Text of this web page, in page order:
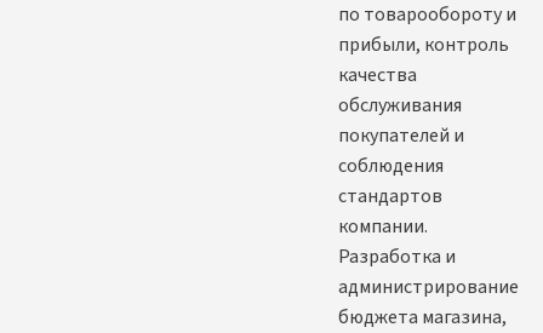
по товарообороту и
прибыли, контроль
качества
обслуживания
покупателей и
соблюдения
стандартов
компании.
Разработка и
администрирование
бюджета магазина,